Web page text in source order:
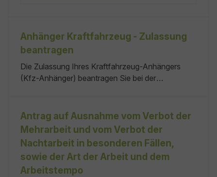
Anhänger Kraftfahrzeug - Zulassung
beantragen
Die Zulassung Ihres Kraftfahrzeug-Anhängers
(Kfz-Anhänger) beantragen Sie bei der
können auf Privatpersonen und juristische
Personen oder Gesellschaften als Fahrzeughalter
zugelassen werden, also auch auf:
Antrag auf Ausnahme vom Verbot der
Mehrarbeit und vom Verbot der
Nachtarbeit in besonderen Fällen,
sowie der Art der Arbeit und dem
Arbeitstempo